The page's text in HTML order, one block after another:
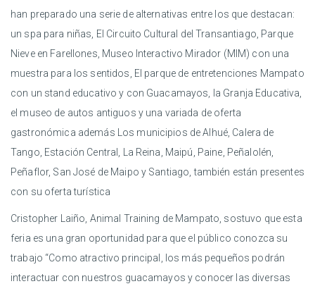
han preparado una serie de alternativas entre los que destacan:
un spa para niñas, El Circuito Cultural del Transantiago, Parque
Nieve en Farellones, Museo Interactivo Mirador (MIM) con una
muestra para los sentidos, El parque de entretenciones Mampato
con un stand educativo y con Guacamayos, la Granja Educativa,
el museo de autos antiguos y una variada de oferta
gastronómica además Los municipios de Alhué, Calera de
Tango, Estación Central, La Reina, Maipú, Paine, Peñalolén,
Peñaflor, San José de Maipo y Santiago, también están presentes
con su oferta turística
Cristopher Laiño, Animal Training de Mampato, sostuvo que esta
feria es una gran oportunidad para que el público conozca su
trabajo “Como atractivo principal, los más pequeños podrán
interactuar con nuestros guacamayos y conocer las diversas